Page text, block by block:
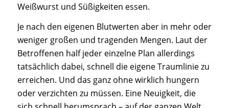
Weißwurst und Süßigkeiten essen.
Je nach den eigenen Blutwerten aber in mehr oder
weniger großen und tragenden Mengen. Laut der
Betroffenen half jeder einzelne Plan allerdings
tatsächlich dabei, schnell die eigene Traumlinie zu
erreichen. Und das ganz ohne wirklich hungern
oder verzichten zu müssen. Eine Neuigkeit, die